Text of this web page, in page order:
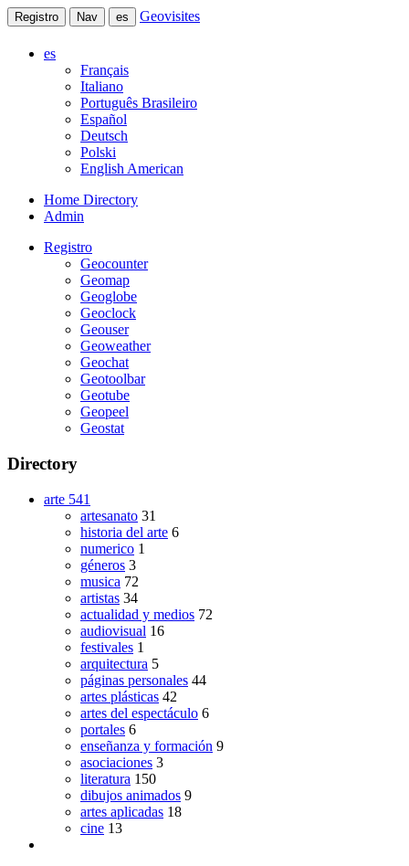
Registro Nav es Geovisites
es
Français
Italiano
Português Brasileiro
Español
Deutsch
Polski
English American
Home Directory
Admin
Registro
Geocounter
Geomap
Geoglobe
Geoclock
Geouser
Geoweather
Geochat
Geotoolbar
Geotube
Geopeel
Geostat
Directory
arte 541
artesanato 31
historia del arte 6
numerico 1
géneros 3
musica 72
artistas 34
actualidad y medios 72
audiovisual 16
festivales 1
arquitectura 5
páginas personales 44
artes plásticas 42
artes del espectáculo 6
portales 6
enseñanza y formación 9
asociaciones 3
literatura 150
dibujos animados 9
artes aplicadas 18
cine 13